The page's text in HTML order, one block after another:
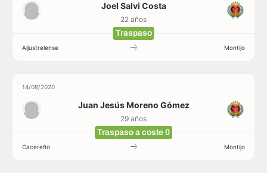
Joel Salvi Costa
22 años
Traspaso
Aljustrelense Montijo
14/08/2020
Juan Jesús Moreno Gómez
29 años
Traspaso a coste 0
Cacereño Montijo